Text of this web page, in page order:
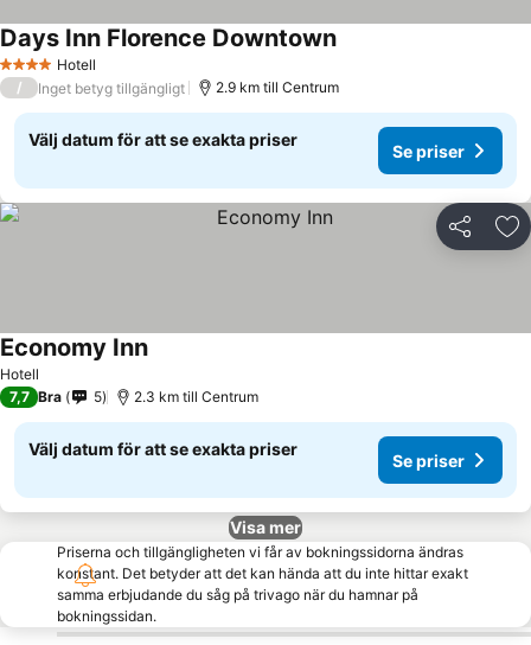
4 StjärnorHotell
Days Inn Florence Downtown
/ Inget betyg tillgängligt 2.9 km till Centrum
Välj datum för att se exakta priser
Se priser
Dela
Hotell
Economy Inn
7,7 Bra 5 2.3 km till Centrum
Välj datum för att se exakta priser
Se priser
Visa mer
Priserna och tillgängligheten vi får av bokningssidorna ändras
konstant. Det betyder att det kan hända att du inte hittar exakt
samma erbjudande du såg på trivago när du hamnar på
bokningssidan.